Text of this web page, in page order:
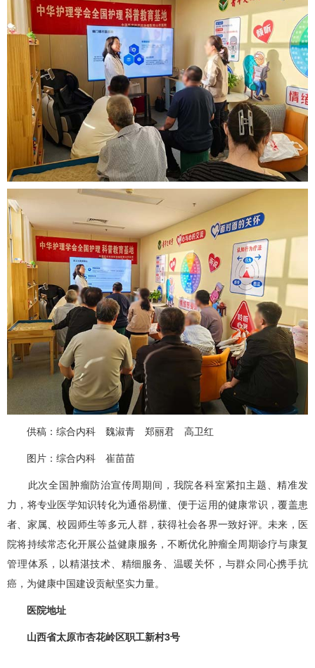
供稿： 综合内科 魏淑青 郑丽君 高卫红
图片： 综合内科 崔苗苗
此次全国肿瘤防治宣传周期间，我院各科室紧扣主题、精准发
力，将专业医学知识转化为通俗易懂、便于运用的健康常识，覆盖患
者、家属、校园师生等多元人群，获得社会各界一致好评。未来，医
院将持续常态化开展公益健康服务，不断优化肿瘤全周期诊疗与康复
管理体系，以精湛技术、精细服务、温暖关怀，与群众同心携手抗
癌，为健康中国建设贡献坚实力量。
医院地址
山西省太原市杏花岭区职工新村3号